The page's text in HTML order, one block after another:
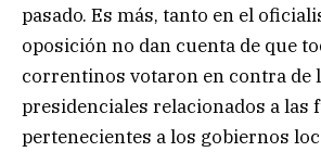
pasado. Es más, tanto en el
oposición no dan cuenta de que
correntinos votaron en contra de
presidenciales relacionados a las
pertenecientes a los gobiernos